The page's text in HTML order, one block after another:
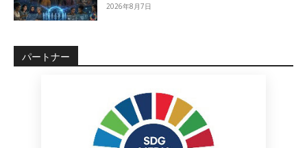
2026年8月7日
パートナー